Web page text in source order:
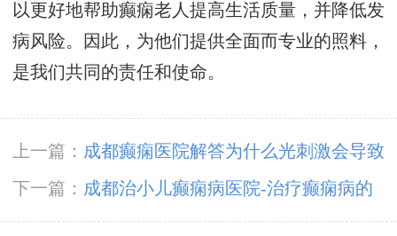
以更好地帮助癫痫老人提高生活质量，并降低发
病风险。因此，为他们提供全面而专业的照料，
是我们共同的责任和使命。
上一篇： 成都癫痫医院解答为什么光刺激会导致
癫痫?
下一篇： 成都治小儿癫痫病医院-治疗癫痫病的
药物有哪些?